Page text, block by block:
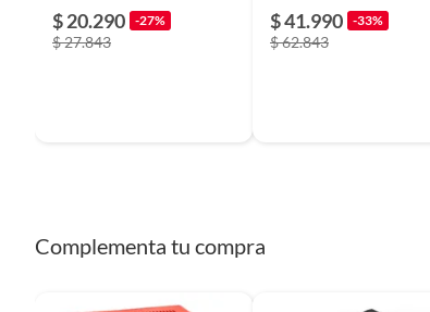
Ancho
$ 20.290 -27%
$ 27.843
$ 41.990 -33%
$ 62.843
Complementa tu compra